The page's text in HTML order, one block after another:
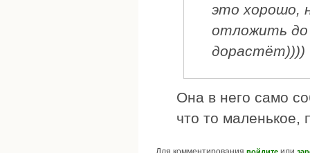
это хорошо,
отложить до
дорастёт))))
Она в него само
что то маленькое,